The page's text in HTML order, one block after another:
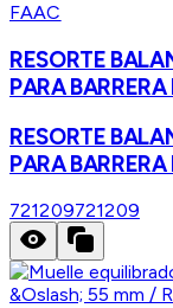
FAAC
RESORTE
PARA BARRERA
RESORTE
PARA BARRERA
721209721209